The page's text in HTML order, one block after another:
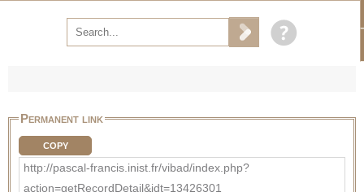
Permanent link
COPY
http://pascal-francis.inist.fr/vibad/index.php?
action=getRecordDetail&idt=13426301